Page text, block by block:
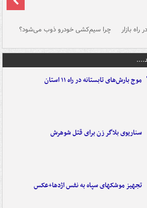
بازار چرا سیم‌کشی خودرو ذوب می‌شود؟
موج بارش‌های تابستانه در راه ۱۱ استان
سناریوی بلاگر زن برای قتل شوهرش
تجهیز موشکهای سپاه به نفس اژدها+عکس